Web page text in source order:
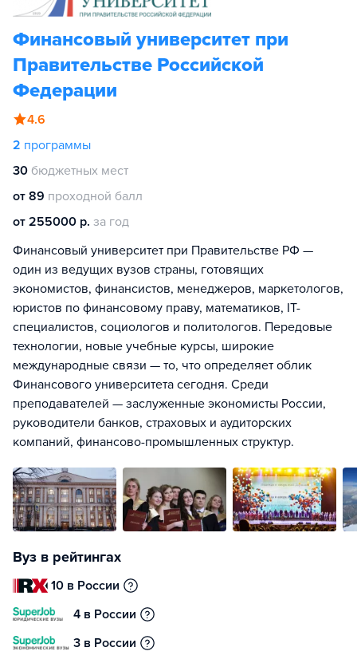
Финансовый университет при
Правительстве Российской
Федерации
4.6
2 программы
30 бюджетных мест
от 89 проходной балл
от 255000 р. за год
Финансовый университет при Правительстве РФ —
один из ведущих вузов страны, готовящих
экономистов, финансистов, менеджеров, маркетологов,
юристов по финансовому праву, математиков, IT-
специалистов, социологов и политологов. Передовые
технологии, новые учебные курсы, широкие
международные связи — то, что определяет облик
Финансового университета сегодня. Среди
преподавателей — заслуженные экономисты России,
руководители банков, страховых и аудиторских
компаний, финансово-промышленных структур.
Вуз в рейтингах
10 в России
4 в России
3 в России